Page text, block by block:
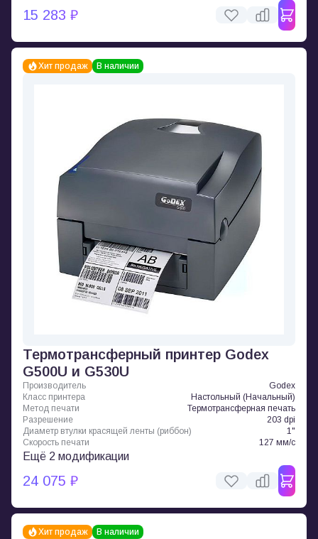
15 283 ₽
Хит продаж В наличии
Термотрансферный принтер Godex
G500U и G530U
Производитель
Godex
Класс принтера
Настольный (Начальный)
Метод печати
Термотрансферная печать
Разрешение
203 dpi
Диаметр втулки красящей ленты (риббон)
1"
Скорость печати
127 мм/с
Ещё 2 модификации
24 075 ₽
Хит продаж В наличии